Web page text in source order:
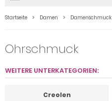
Startseite Damen Damenschmuck
Ohrschmuck
WEITERE UNTERKATEGORIEN:
Creolen